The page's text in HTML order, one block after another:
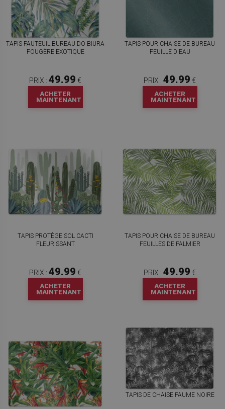
TAPIS FAUTEUIL BUREAU DO BIURA
FOUGÈRE EXOTIQUE
PRIX : 49.99 €
ACHETER
MAINTENANT
TAPIS POUR CHAISE DE BUREAU
FEUILLE D'EAU
PRIX : 49.99 €
ACHETER
MAINTENANT
TAPIS PROTÈGE SOL CACTI
FLEURISSANT
PRIX : 49.99 €
ACHETER
MAINTENANT
TAPIS POUR CHAISE DE BUREAU
FEUILLES DE PALMIER
PRIX : 49.99 €
ACHETER
MAINTENANT
TAPIS DE CHAISE PAUME NOIRE